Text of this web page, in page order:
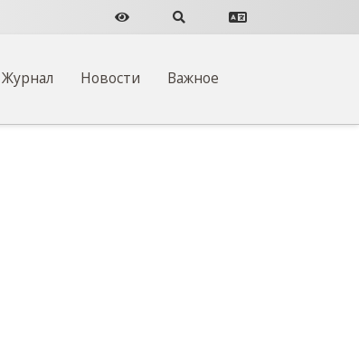
Версия для слабовидящих
Поиск по сайту
Перевести сайт
Журнал Новости Важное